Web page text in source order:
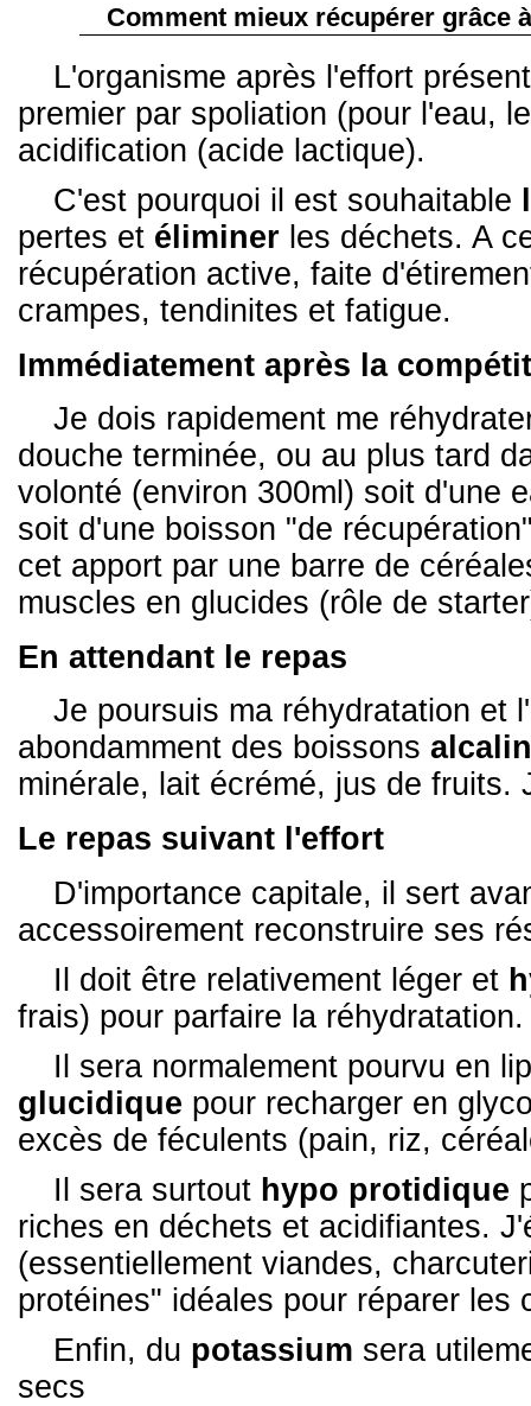
Comment mieux récupérer grâce
L'organisme après l'effort
premier par spoliation (pour l'eau,
acidification (acide lactique).
C'est pourquoi il est souhaitable
pertes et éliminer les déchets. A
récupération active, faite
crampes, tendinites et fatigue.
Immédiatement après la
Je dois rapidement me
douche terminée, ou au plus tard
volonté (environ 300ml) soit d'une
soit d'une boisson "de
cet apport par une barre de
muscles en glucides (rôle de
En attendant le repas
Je poursuis ma réhydratation et
abondamment des boissons
minérale, lait écrémé, jus de
Le repas suivant l'effort
D'importance capitale, il sert
accessoirement reconstruire ses
Il doit être relativement léger et
frais) pour parfaire la réhydratation.
Il sera normalement pourvu en
glucidique pour recharger en
excès de féculents (pain, riz,
Il sera surtout hypo protidique
riches en déchets et acidifiantes.
(essentiellement viandes,
protéines" idéales pour réparer les
Enfin, du potassium sera
secs